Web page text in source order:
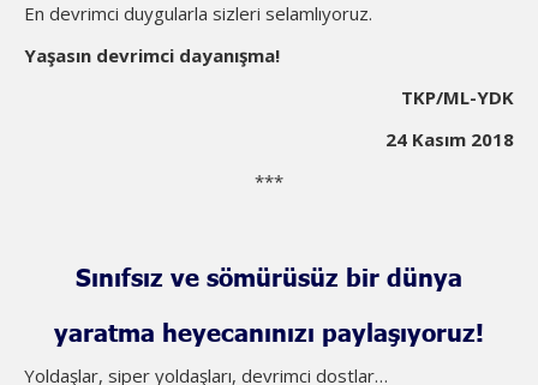
En devrimci duygularla sizleri selamlıyoruz.
Yaşasın devrimci dayanışma!
TKP/ML-YDK
24 Kasım 2018
***
Sınıfsız ve sömürüsüz bir dünya
yaratma heyecanınızı paylaşıyoruz!
Yoldaşlar, siper yoldaşları, devrimci dostlar…